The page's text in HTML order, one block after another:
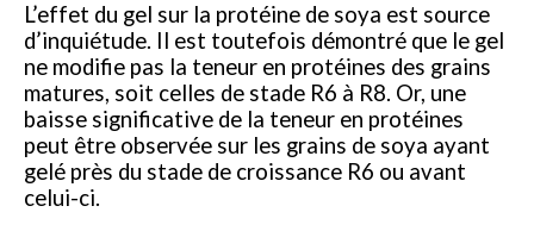
L’effet du gel sur la protéine de soya est source
d’inquiétude. Il est toutefois démontré que le gel
ne modifie pas la teneur en protéines des grains
matures, soit celles de stade R6 à R8. Or, une
baisse significative de la teneur en protéines
peut être observée sur les grains de soya ayant
gelé près du stade de croissance R6 ou avant
celui-ci.